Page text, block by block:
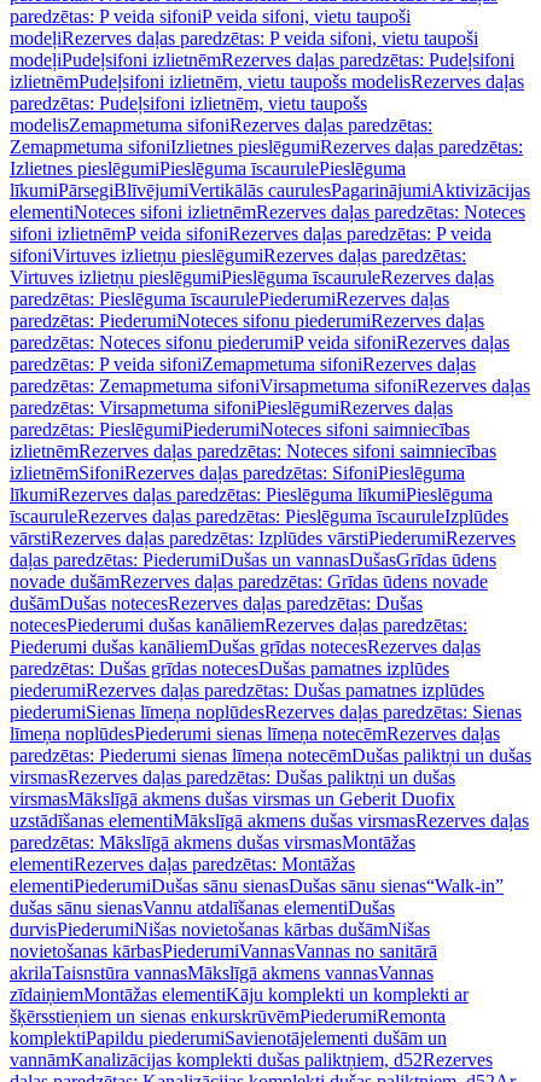
paredzētas: P veida sifoniP veida sifoni, vietu taupoši
modeļiRezerves daļas paredzētas: P veida sifoni, vietu taupoši
modeļiPudeļsifoni izlietnēmRezerves daļas paredzētas: Pudeļsifoni
izlietnēmPudeļsifoni izlietnēm, vietu taupošs modelisRezerves daļas
paredzētas: Pudeļsifoni izlietnēm, vietu taupošs
modelisZemapmetuma sifoniRezerves daļas paredzētas:
Zemapmetuma sifoniIzlietnes pieslēgumiRezerves daļas paredzētas:
Izlietnes pieslēgumiPieslēguma īscaurulePieslēguma
līkumiPārsegiBlīvējumiVertikālās caurulesPagarinājumiAktivizācijas
elementiNoteces sifoni izlietnēmRezerves daļas paredzētas: Noteces
sifoni izlietnēmP veida sifoniRezerves daļas paredzētas: P veida
sifoniVirtuves izlietņu pieslēgumiRezerves daļas paredzētas:
Virtuves izlietņu pieslēgumiPieslēguma īscauruleRezerves daļas
paredzētas: Pieslēguma īscaurulePiederumiRezerves daļas
paredzētas: PiederumiNoteces sifonu piederumiRezerves daļas
paredzētas: Noteces sifonu piederumiP veida sifoniRezerves daļas
paredzētas: P veida sifoniZemapmetuma sifoniRezerves daļas
paredzētas: Zemapmetuma sifoniVirsapmetuma sifoniRezerves daļas
paredzētas: Virsapmetuma sifoniPieslēgumiRezerves daļas
paredzētas: PieslēgumiPiederumiNoteces sifoni saimniecības
izlietnēmRezerves daļas paredzētas: Noteces sifoni saimniecības
izlietnēmSifoniRezerves daļas paredzētas: SifoniPieslēguma
līkumiRezerves daļas paredzētas: Pieslēguma līkumiPieslēguma
īscauruleRezerves daļas paredzētas: Pieslēguma īscauruleIzplūdes
vārstiRezerves daļas paredzētas: Izplūdes vārstiPiederumiRezerves
daļas paredzētas: PiederumiDušas un vannasDušasGrīdas ūdens
novade dušāmRezerves daļas paredzētas: Grīdas ūdens novade
dušāmDušas notecesRezerves daļas paredzētas: Dušas
notecesPiederumi dušas kanāliemRezerves daļas paredzētas:
Piederumi dušas kanāliemDušas grīdas notecesRezerves daļas
paredzētas: Dušas grīdas notecesDušas pamatnes izplūdes
piederumiRezerves daļas paredzētas: Dušas pamatnes izplūdes
piederumiSienas līmeņa noplūdesRezerves daļas paredzētas: Sienas
līmeņa noplūdesPiederumi sienas līmeņa notecēmRezerves daļas
paredzētas: Piederumi sienas līmeņa notecēmDušas paliktņi un dušas
virsmasRezerves daļas paredzētas: Dušas paliktņi un dušas
virsmasMākslīgā akmens dušas virsmas un Geberit Duofix
uzstādīšanas elementiMākslīgā akmens dušas virsmasRezerves daļas
paredzētas: Mākslīgā akmens dušas virsmasMontāžas
elementiRezerves daļas paredzētas: Montāžas
elementiPiederumiDušas sānu sienasDušas sānu sienas“Walk-in”
dušas sānu sienasVannu atdalīšanas elementiDušas
durvisPiederumiNišas novietošanas kārbas dušāmNišas
novietošanas kārbasPiederumiVannasVannas no sanitārā
akrilaTaisnstūra vannasMākslīgā akmens vannasVannas
zīdaiņiemMontāžas elementiKāju komplekti un komplekti ar
šķērsstieņiem un sienas enkurskrūvēmPiederumiRemonta
komplektiPapildu piederumiSavienotājelementi dušām un
vannāmKanalizācijas komplekti dušas paliktņiem, d52Rezerves